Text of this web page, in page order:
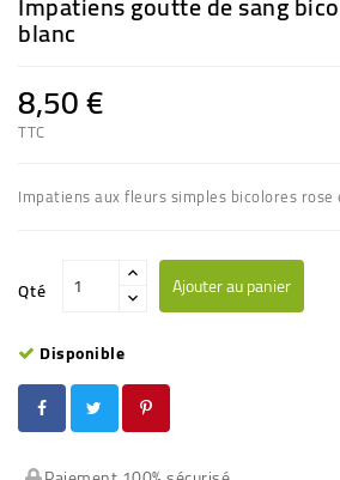
blanc
8,50 €
TTC
Impatiens aux fleurs simples bicolores rose
Qté Ajouter au panier
Disponible